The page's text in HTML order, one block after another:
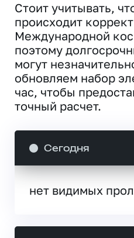
Стоит учитывать,
происходит
Международной
поэтому
могут
обновляем набор
час, чтобы
точный расчет.
Сегодня
нет видимых